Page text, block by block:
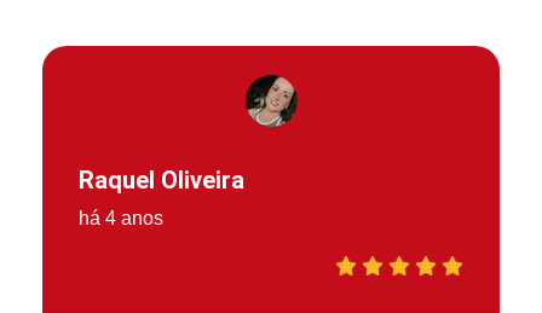
Raquel Oliveira
há 4 anos